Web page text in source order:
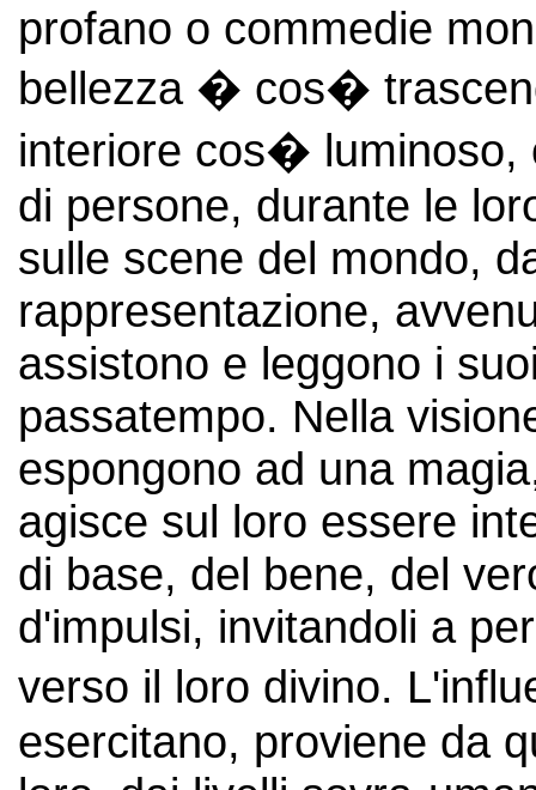
profano o commedie
bellezza � cos�
interiore cos� luminoso,
di persone, durante le
sulle scene del mondo,
rappresentazione,
assistono e leggono i
passatempo. Nella
espongono ad una
agisce sul loro essere
di base, del bene, del
d'impulsi, invitandoli a
verso il loro divino.
esercitano, proviene da